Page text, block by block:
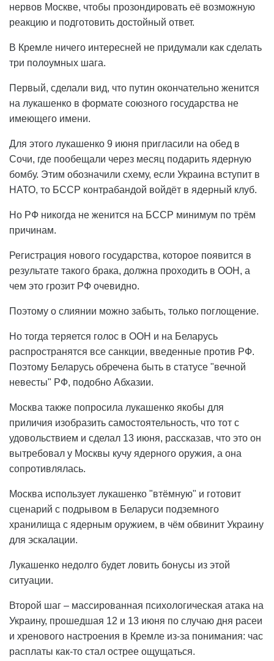
нервов Москве, чтобы прозондировать её возможную
реакцию и подготовить достойный ответ.
В Кремле ничего интересней не придумали как сделать
три полоумных шага.
Первый, сделали вид, что путин окончательно женится
на лукашенко в формате союзного государства не
имеющего имени.
Для этого лукашенко 9 июня пригласили на обед в
Сочи, где пообещали через месяц подарить ядерную
бомбу. Этим обозначили схему, если Украина вступит в
НАТО, то БССР контрабандой войдёт в ядерный клуб.
Но РФ никогда не женится на БССР минимум по трём
причинам.
Регистрация нового государства, которое появится в
результате такого брака, должна проходить в ООН, а
чем это грозит РФ очевидно.
Поэтому о слиянии можно забыть, только поглощение.
Но тогда теряется голос в ООН и на Беларусь
распространятся все санкции, введенные против РФ.
Поэтому Беларусь обречена быть в статусе "вечной
невесты" РФ, подобно Абхазии.
Москва также попросила лукашенко якобы для
приличия изобразить самостоятельность, что тот с
удовольствием и сделал 13 июня, рассказав, что это он
вытребовал у Москвы кучу ядерного оружия, а она
сопротивлялась.
Москва использует лукашенко "втёмную" и готовит
сценарий с подрывом в Беларуси подземного
хранилища с ядерным оружием, в чём обвинит Украину
для эскалации.
Лукашенко недолго будет ловить бонусы из этой
ситуации.
Второй шаг – массированная психологическая атака на
Украину, прошедшая 12 и 13 июня по случаю дня расеи
и хренового настроения в Кремле из-за понимания: час
расплаты как-то стал острее ощущаться.